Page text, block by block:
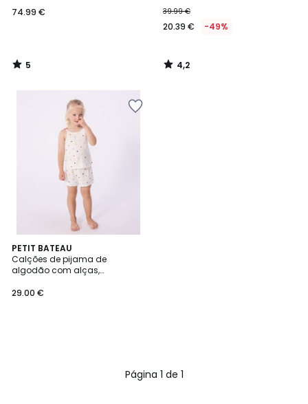
74.99 €
5
/
39.99 €
20.39 € -49%
4,2
/
PETIT BATEAU
Calções de pijama de
algodão com alças,
29.00 €
Página 1 de 1